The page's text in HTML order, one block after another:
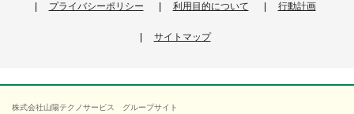
プライバシーポリシー 利用目的について 行動計画
サイトマップ
株式会社山陽テクノサービス グループサイト